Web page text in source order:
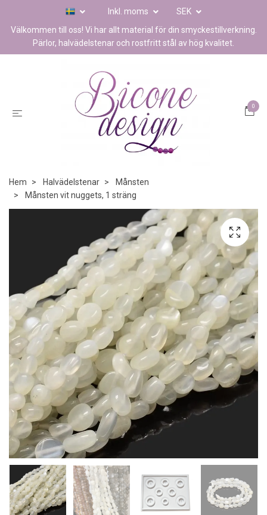
Inkl. moms
SEK
Välkommen till oss! Vi har allt material för din smyckestillverkning.
Pärlor, halvädelstenar och rostfritt stål av hög kvalitet.
0
Hem Halvädelstenar
Månsten
Månsten vit nuggets, 1 sträng